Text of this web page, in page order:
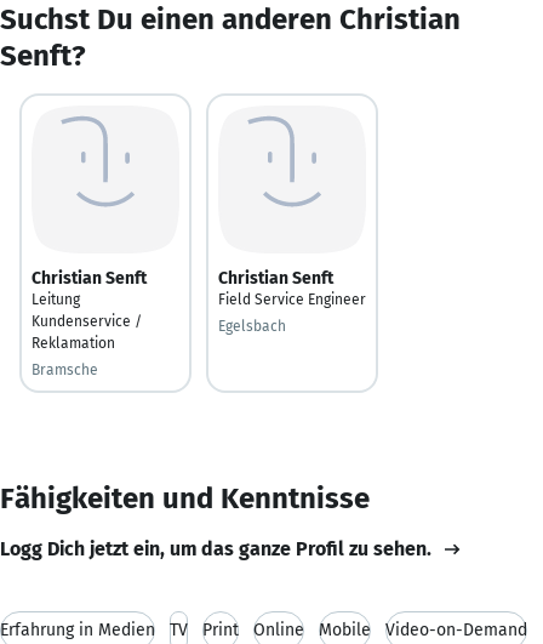
Suchst Du einen anderen Christian
Senft?
Christian Senft
Leitung
Kundenservice /
Reklamation
Bramsche
Christian Senft
Field Service Engineer
Egelsbach
Fähigkeiten und Kenntnisse
Logg Dich jetzt ein, um das ganze Profil zu sehen.
Erfahrung in Medien TV Print Online Mobile Video-on-Demand